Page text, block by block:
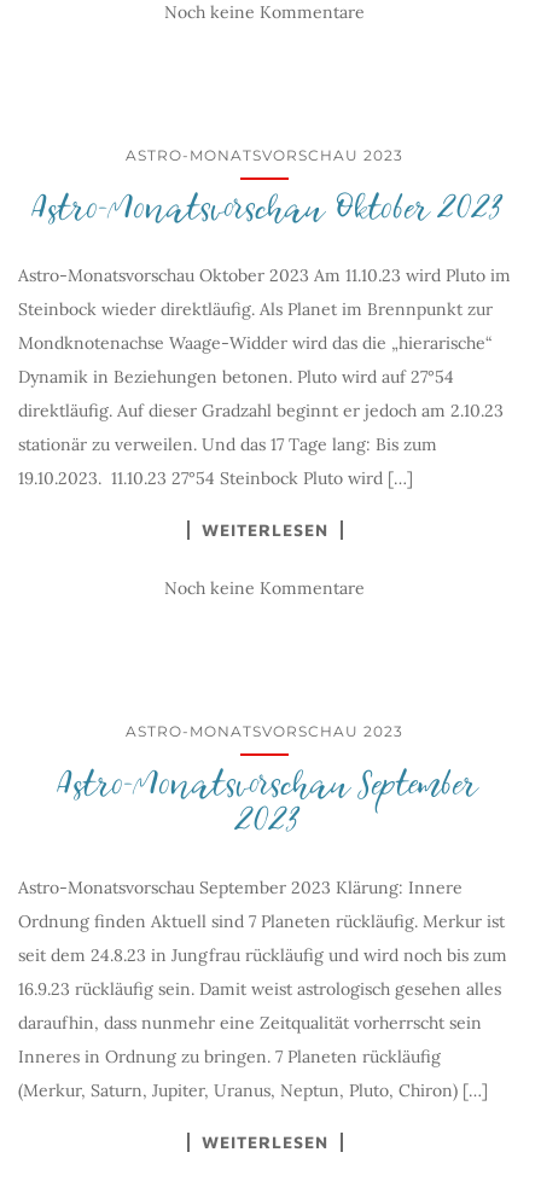
Noch keine Kommentare
ASTRO-MONATSVORSCHAU 2023
Astro-Monatsvorschau Oktober 2023
Astro-Monatsvorschau Oktober 2023 Am 11.10.23 wird Pluto im
Steinbock wieder direktläufig. Als Planet im Brennpunkt zur
Mondknotenachse Waage-Widder wird das die „hierarische“
Dynamik in Beziehungen betonen. Pluto wird auf 27°54
direktläufig. Auf dieser Gradzahl beginnt er jedoch am 2.10.23
stationär zu verweilen. Und das 17 Tage lang: Bis zum
19.10.2023. 11.10.23 27°54 Steinbock Pluto wird […]
WEITERLESEN
Noch keine Kommentare
ASTRO-MONATSVORSCHAU 2023
Astro-Monatsvorschau September
2023
Astro-Monatsvorschau September 2023 Klärung: Innere
Ordnung finden Aktuell sind 7 Planeten rückläufig. Merkur ist
seit dem 24.8.23 in Jungfrau rückläufig und wird noch bis zum
16.9.23 rückläufig sein. Damit weist astrologisch gesehen alles
daraufhin, dass nunmehr eine Zeitqualität vorherrscht sein
Inneres in Ordnung zu bringen. 7 Planeten rückläufig
(Merkur, Saturn, Jupiter, Uranus, Neptun, Pluto, Chiron) […]
WEITERLESEN